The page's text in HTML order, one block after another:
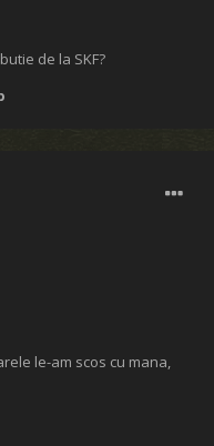
de la SKF?
le-am scos cu mana,